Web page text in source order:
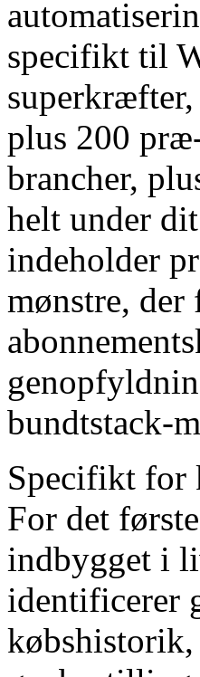
specifikt til
plus 200
brancher,
helt under
indeholder
mønstre,
bundtstack-
Specifikt for
For det
indbygget i
identificerer
købshistorik,